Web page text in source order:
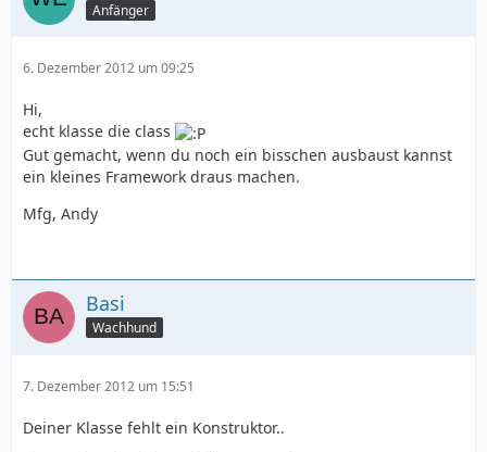
Anfänger
6. Dezember 2012 um 09:25
Hi,
echt klasse die class
Gut gemacht, wenn du noch ein bisschen ausbaust kannst
ein kleines Framework draus machen.
Mfg, Andy
Basi
Wachhund
7. Dezember 2012 um 15:51
Deiner Klasse fehlt ein Konstruktor..